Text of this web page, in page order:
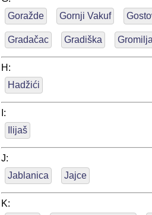
Goražde
Gornji Vakuf
Gradačac Gradiška
H:
Hadžići
I:
Ilijaš
J:
Jablanica
Jajce
K: